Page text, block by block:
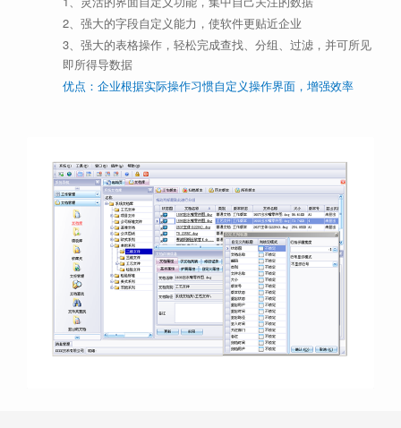
2、强大的字段自定义能力，使软件更贴近企业
3、强大的表格操作，轻松完成查找、分组、过滤，并可所见
即所得导数据
优点：企业根据实际操作习惯自定义操作界面，增强效率